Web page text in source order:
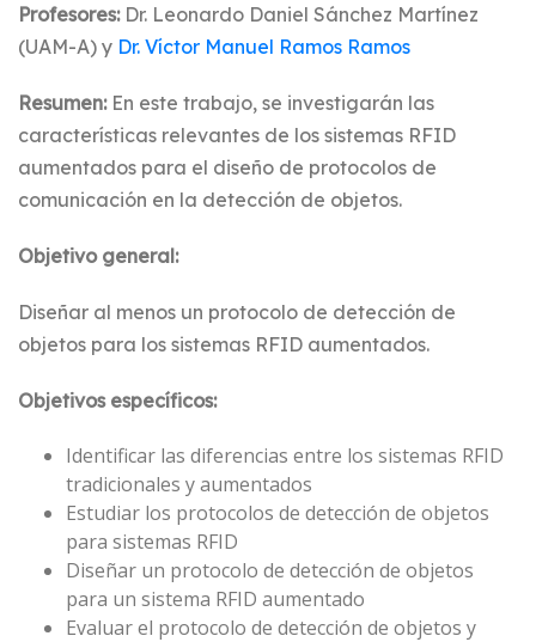
Profesores: Dr. Leonardo Daniel Sánchez Martínez
(UAM-A) y Dr. Ví­ctor Manuel Ramos Ramos
Resumen: En este trabajo, se investigarán las
características relevantes de los sistemas RFID
aumentados para el diseño de protocolos de
comunicación en la detección de objetos.
Objetivo general:
Diseñar al menos un protocolo de detección de
objetos para los sistemas RFID aumentados.
Objetivos específicos:
Identificar las diferencias entre los sistemas RFID
tradicionales y aumentados
Estudiar los protocolos de detección de objetos
para sistemas RFID
Diseñar un protocolo de detección de objetos
para un sistema RFID aumentado
Evaluar el protocolo de detección de objetos y